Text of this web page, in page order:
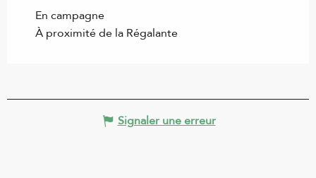
En campagne
À proximité de la Régalante
Signaler une erreur